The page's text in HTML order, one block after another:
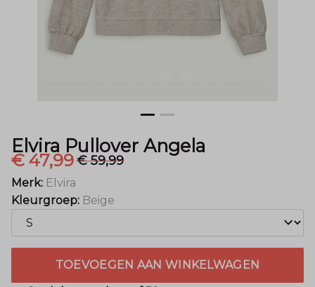
Elvira Pullover Angela
€ 47,99€ 59,99
Merk: Elvira
Kleurgroep: Beige
TOEVOEGEN AAN WINKELWAGEN